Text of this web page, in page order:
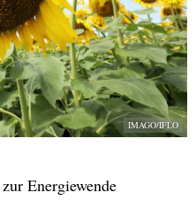
IMAGO/IFLO
Energiewende